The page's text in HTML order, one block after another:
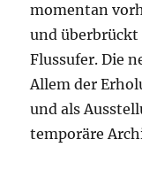
momentan
und überbrückt
Flussufer. Die
Allem der
und als
temporäre